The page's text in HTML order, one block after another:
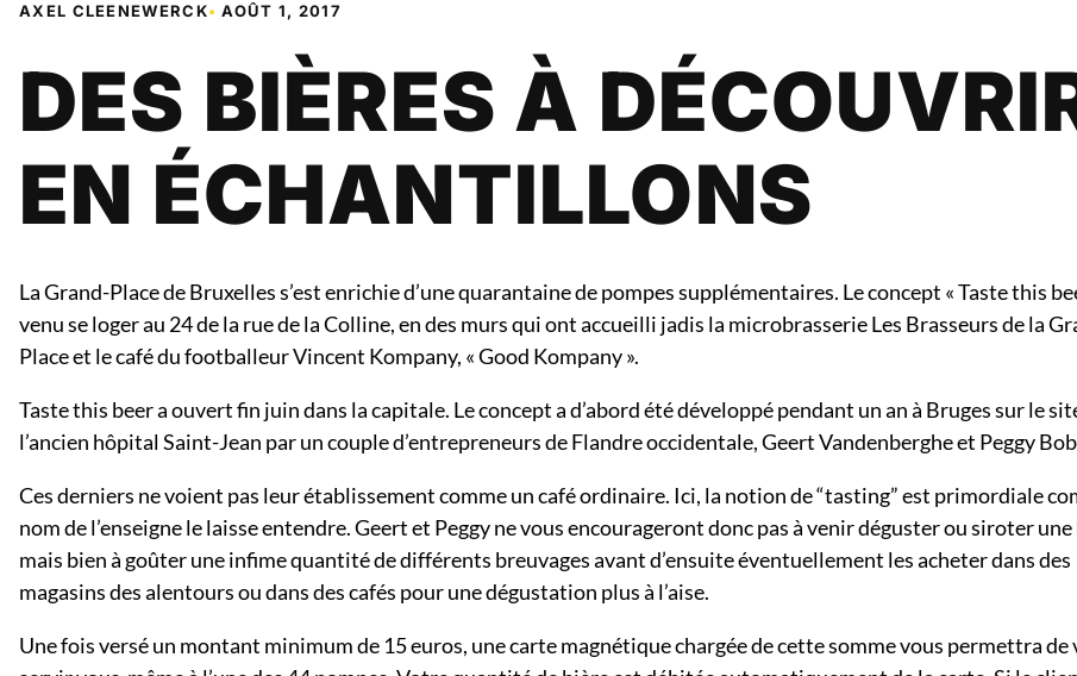
AXEL CLEENEWERCK•AOÛT 1, 2017
DES BIÈRES À
EN ÉCHANTILLONS
La Grand-Place de Bruxelles s’est enrichie d’une quarantaine de pompes supplémentaires. Le concept « Taste this
venu se loger au 24 de la rue de la Colline, en des murs qui ont accueilli jadis la microbrasserie Les Brasseurs de la
Place et le café du footballeur Vincent Kompany, « Good Kompany ».
Taste this beer a ouvert fin juin dans la capitale. Le concept a d’abord été développé pendant un an à Bruges sur le
l’ancien hôpital Saint-Jean par un couple d’entrepreneurs de Flandre occidentale, Geert Vandenberghe et Peggy
Ces derniers ne voient pas leur établissement comme un café ordinaire. Ici, la notion de “tasting” est primordiale
nom de l’enseigne le laisse entendre. Geert et Peggy ne vous encourageront donc pas à venir déguster ou siroter
mais bien à goûter une infime quantité de différents breuvages avant d’ensuite éventuellement les acheter dans des
magasins des alentours ou dans des cafés pour une dégustation plus à l’aise.
Une fois versé un montant minimum de 15 euros, une carte magnétique chargée de cette somme vous permettra de